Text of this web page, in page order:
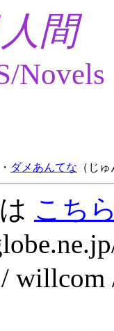
間
Novels
ダメあんてな （じ
こち
/